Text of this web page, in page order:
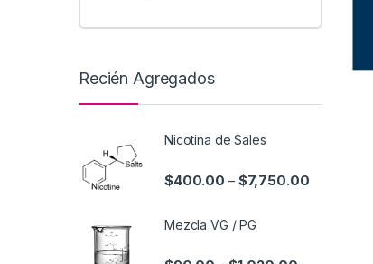
Recién Agregados
Nicotina de Sales
$400.00 – $7,750.00
Mezcla VG / PG